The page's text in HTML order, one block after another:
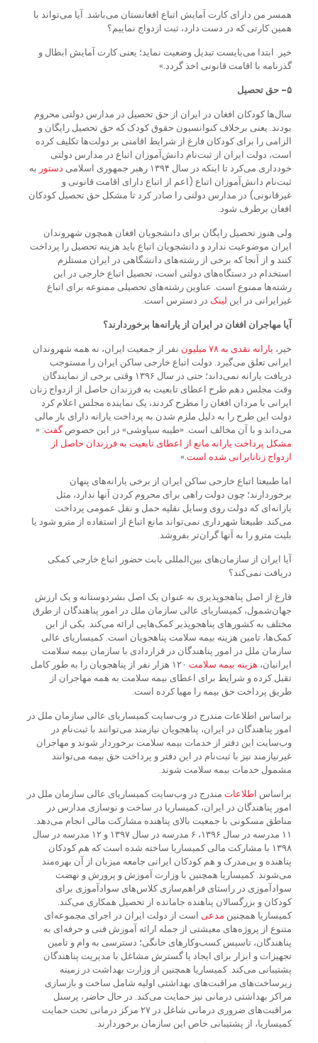
همسر من دارای کارت آمایش اتباع افغانستان می‌باشد. آیا می‌تواند با
همین کارتی که در دست دارد، ثبت ازدواج نماییم؟
خیر. ابتدا می‌بایست تبدیل وضعیت نماید؛ یعنی کارت آمایش ابطال و
گذرنامه با اقامت قانونی اخذ گردد.»
۵- حق تحصیل
سال‌ها کودکان افغان در ایران از حق تحصیل در مدارس دولتی محروم
بودند. یعنی برخلاف کنوانسیون حقوق کودک که حق تحصیل رایگان و
الزامی را برای کودکان فارغ از شرایط اقامتی بر دولت‌ها تکلیف کرده
است، دولت ایران از ثبت‌نام دانش‌آموزان اتباع در مدارس دولتی
خودداری می‌کرد تا اینکه در سال ۱۳۹۴ رهبر جمهوری اسلامی
دستور به
ثبت‌نام دانش‌آموزان اتباع (اعم از اتباع دارای اقامت قانونی و
غیرقانونی) در مدارس دولتی را صادر کرد تا مشکل حق تحصیل کودکان
افغان برطرف شود.
ولی هنوز تحصیل رایگان برای دانشجویان افغان همچون شهروندان
ایران موضوعیت ندارد و دانشجویان اتباع باید هزینه تحصیل را پرداخت
کنند و از آنجا که برخی از رشته‌های دانشگاهی در ایران مستلزم
استخدام در دستگاه‌های دولتی است، تحصیل اتباع خارجی در این
رشته‌ها ممنوع است. عناوین رشته‌های تحصیلی ممنوعه برای اتباع
غیرایرانی در این لینک در دسترس است.
آیا مهاجران افغان در ایران از یارانه‌ها برخوردارند؟
خیر، یارانه نقدی به میلیون نفر از جمعیت ایران، نه همه شهروندان
ایرانی تعلق می‌گیرد. دولت اتباع خارجی ساکن ایران را مستوجب
دریافت یارانه نمی‌داند؛ حتی در سال ۱۳۹۶ وقتی برخی از نمایندگان
وقت مجلس دهم طرح اعطای تابعیت به فرزندان حاصل از ازدواج زنان
ایرانی با مردان افغان را مطرح کردند، یک نماینده مجلس اعلام کرد
دولت این طرح را به دلیل ملزم شدن به پرداخت یارانه دارای بار مالی
می‌داند و با آن مخالف است. «طیبه سیاوشی» در این خصوصگفت: «​​
مشکل پرداخت یارانه مانع از اعطایتابعیت به فرزندان حاصل از
ازدواج زنانایرانی شده است.»
اما طبیعتا اتباع خارجی ساکن ایران از برخی یارانه‌های پنهان
برخوردارند؛ چون دولت راهی برای محروم کردن آنها ندارد، مثل
یارانه‌ای که دولت روی وسایل نقلیه حمل و نقل عمومی پرداخت
می‌کند. طبیعتا شهرداری نمی‌تواند مانع اتباع از استفاده از مترو شود یا
بلیت مترو را به آنها گران‌تر بفروشد.
آیا ایران از سازمان‌های بین‌المللی بابت حضور اتباع خارجی کمکی
دریافت نمی‌کند؟
فارغ از اصل پناهجوپذیری به عنوان یک اصل بشردوستانه و یک ارزش
جهان‌شمول، کمیساریای عالی سازمان ملل در امور پناهندگان از طرق
مختلف به کشورهای پناهجوپذیر کمک‌هایی ارائه می‌کند. یکی از این
کمک‌ها، تامین هزینه بیمه سلامت پناهجویان است. کمیساریای عالی
سازمان ملل در امور پناهندگان در قراردادی با سازمان بیمه سلامت
ایرانیان، هزینه بیمه سلامت
۱۲۰ هزار نفر از پناهجویان را به طور کامل
تقبل کرده و شرایط برای اعطای بیمه سلامت به همه مهاجران از
طریق پرداخت حق بیمه را مهیا کرده است.
براساس اطلاعات مندرج در وب‌سایت کمیساریای عالی سازمان ملل در
امور پناهندگان در ایران، پناهجویان نیازمند می‌توانند با ثبت‌نام در
وب‌سایت این دفتر از خدمات بیمه سلامت برخوردار شوند و مهاجران
غیرنیازمند نیز با ثبت‌نام در این دفتر و پرداخت حق بیمه می‌توانند
مشمول خدمات بیمه سلامت شوند.
براساس اطلاعاتمندرج در وب‌سایت کمیساریای عالی سازمان ملل در
امور پناهندگان در ایران، کمیساریا در ساخت و نوسازی مدارس در
مناطق مسکونی با جمعیت بالای پناهنده مشارکت مالی انجام می‌دهد.
۱۱ مدرسه در سال ۱۳۹۶، ۶ مدرسه در سال ۱۳۹۷ و ۱۲ مدرسه در سال
۱۳۹۸ با مشارکت مالی کمیساریا ساخته شده است که هم کودکان
پناهنده و بی‌مدرک و هم کودکان ایرانی جامعه میزبان از آن بهره‌مند
می‌شوند. کمیساریا همچنین با وزارت آموزش و پرورش و نهضت
سوادآموزی در راستای فراهم‌سازی کلاس‌های سوادآموزی برای
کودکان و بزرگسالان پناهنده جامانده از تحصیل همکاری می‌کند.
کمیساریا همچنین مدعیاست از دولت ایران در اجرای مجموعه‌ای
متنوع از پروژه‌های معیشتی از جمله ارائه آموزش فنی و حرفه‌ای به
پناهندگان، تاسیس کسب‌وکارهای خانگی؛ دسترسی به وام و تامین
تجهیزات و ابزار برای ایجاد یا گسترش مشاغل با مدیریت پناهندگان
پشتیبانی می‌کند. کمیساریا همچنین از وزارت بهداشت در زمینه
زیرساخت‌های مراقبت‌های بهداشتی اولیه شامل ساخت و بازسازی
مراکز بهداشتی درمانی نیز حمایت می‌کند. در حال حاضر، پرسنل
مراقبت‌های ضروری درمانی شاغل در ۲۷ مرکز درمانی تحت حمایت
کمیساریا، از پشتیبانی خاص این سازمان برخوردارند.